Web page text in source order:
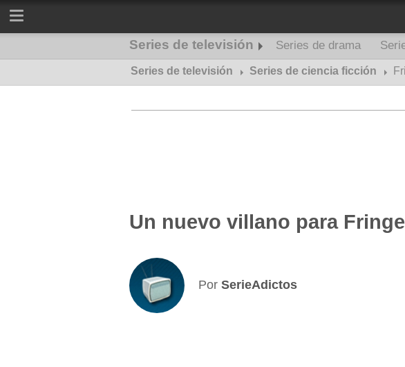
Series de televisión Series de drama
Series de misterio
Series de televisión Series de ciencia ficción
Un nuevo villano para Fringe
Por SerieAdictos